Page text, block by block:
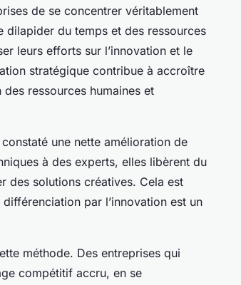
de se concentrer véritablement
dilapider du temps et des ressources
leurs efforts sur l’innovation et le
stratégique contribue à accroître
ressources humaines et
une nette amélioration de
à des experts, elles libèrent du
des solutions créatives. Cela est
par l’innovation est un
méthode. Des entreprises qui
compétitif accru, en se